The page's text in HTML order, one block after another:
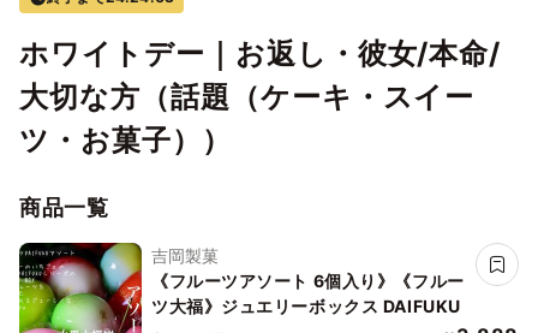
ホワイトデー｜お返し・彼女/本命/
大切な方（話題（ケーキ・スイー
ツ・お菓子））
商品一覧
吉岡製菓
《フルーツアソート 6個入り》《フルー
ツ大福》ジュエリーボックス DAIFUKU